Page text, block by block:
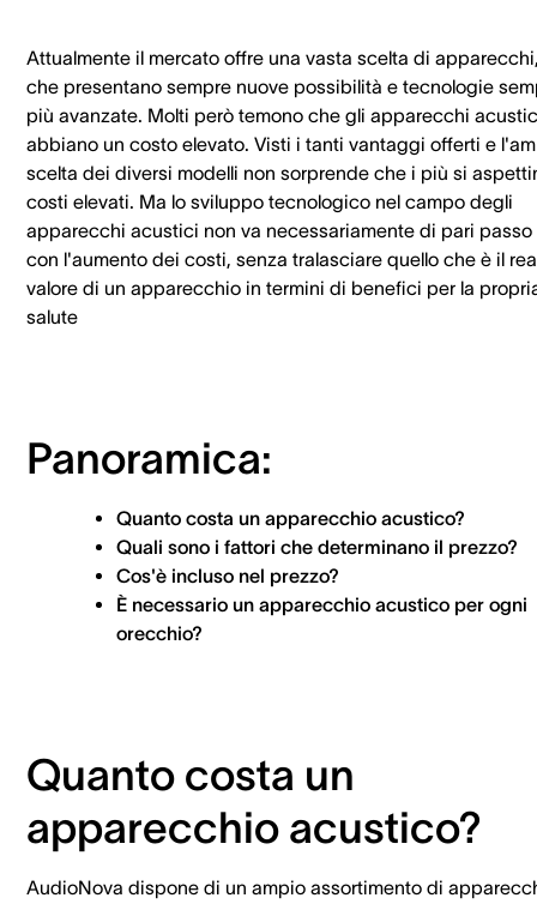
Attualmente il mercato offre una vasta scelta di
che presentano sempre nuove possibilità e tecnologie
più avanzate. Molti però temono che gli apparecchi
abbiano un costo elevato. Visti i tanti vantaggi offerti e
scelta dei diversi modelli non sorprende che i più si
costi elevati. Ma lo sviluppo tecnologico nel campo degli
apparecchi acustici non va necessariamente di pari passo
con l'aumento dei costi, senza tralasciare quello che è il
valore di un apparecchio in termini di benefici per la
salute
Panoramica:
Quanto costa un apparecchio acustico?
Quali sono i fattori che determinano il prezzo?
Cos'è incluso nel prezzo?
È necessario un apparecchio acustico per ogni
orecchio?
Quanto costa un
apparecchio acustico?
AudioNova dispone di un ampio assortimento di